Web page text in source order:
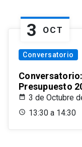
3 OCT
Conversatorio
Presupuesto
3 de Octubre
13:30 a 14:30